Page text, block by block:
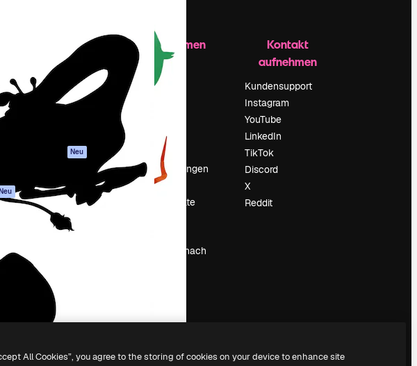
Academy
Dokumentation
Support
Datenschutzerklärung
Neu
Cookie-Richtlinie
Vertrauenszentrum
Partner
Unternehmen
Unternehmen
Preise
Über uns
Suchtrends
Veranstaltungen
Slidesgo
Deine Inhalte
Suchst du nach
Kontakt
aufnehmen
Kundensupport
Instagram
YouTube
LinkedIn
TikTok
Discord
X
Reddit
All Cookies”, you agree to the storing of cookies on your device to enhance site